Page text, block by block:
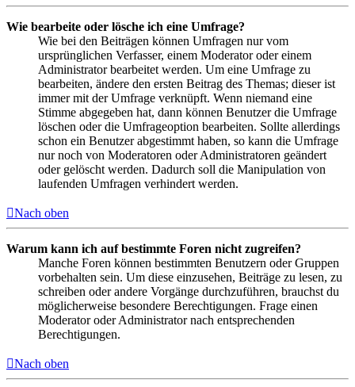
Wie bearbeite oder lösche ich eine Umfrage?
Wie bei den Beiträgen können Umfragen nur vom
ursprünglichen Verfasser, einem Moderator oder einem
Administrator bearbeitet werden. Um eine Umfrage zu
bearbeiten, ändere den ersten Beitrag des Themas; dieser ist
immer mit der Umfrage verknüpft. Wenn niemand eine
Stimme abgegeben hat, dann können Benutzer die Umfrage
löschen oder die Umfrageoption bearbeiten. Sollte allerdings
schon ein Benutzer abgestimmt haben, so kann die Umfrage
nur noch von Moderatoren oder Administratoren geändert
oder gelöscht werden. Dadurch soll die Manipulation von
laufenden Umfragen verhindert werden.
Nach oben
Warum kann ich auf bestimmte Foren nicht zugreifen?
Manche Foren können bestimmten Benutzern oder Gruppen
vorbehalten sein. Um diese einzusehen, Beiträge zu lesen, zu
schreiben oder andere Vorgänge durchzuführen, brauchst du
möglicherweise besondere Berechtigungen. Frage einen
Moderator oder Administrator nach entsprechenden
Berechtigungen.
Nach oben